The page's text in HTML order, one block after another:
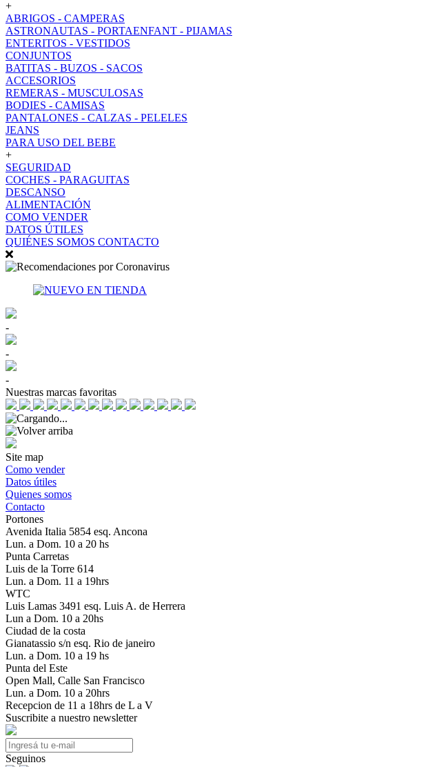
+
ABRIGOS - CAMPERAS
ASTRONAUTAS - PORTAENFANT - PIJAMAS
ENTERITOS - VESTIDOS
CONJUNTOS
BATITAS - BUZOS - SACOS
ACCESORIOS
REMERAS - MUSCULOSAS
BODIES - CAMISAS
PANTALONES - CALZAS - PELELES
JEANS
PARA USO DEL BEBE
+
SEGURIDAD
COCHES - PARAGUITAS
DESCANSO
ALIMENTACIÓN
COMO VENDER
DATOS ÚTILES
QUIÉNES SOMOS CONTACTO
-
-
-
Nuestras marcas favoritas
Site map
Como vender
Datos útiles
Quienes somos
Contacto
Portones
Avenida Italia 5854 esq. Ancona
Lun. a Dom. 10 a 20 hs
Punta Carretas
Luis de la Torre 614
Lun. a Dom. 11 a 19hrs
WTC
Luis Lamas 3491 esq. Luis A. de Herrera
Lun a Dom. 10 a 20hs
Ciudad de la costa
Gianatassio s/n esq. Rio de janeiro
Lun. a Dom. 10 a 19 hs
Punta del Este
Open Mall, Calle San Francisco
Lun. a Dom. 10 a 20hrs
Recepcion de 11 a 18hrs de L a V
Suscribite a nuestro newsletter
Seguinos